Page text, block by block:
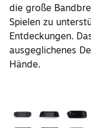
die große
Spielen zu
Entdeckungen.
ausgeglichenes
Hände.